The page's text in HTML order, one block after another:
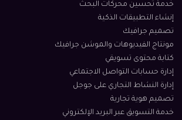
خدمة تحسين محركات البحث
إنشاء التطبيقات الذكية
تصميم جرافيك
مونتاج الفيديوهات والموشن جرافيك
كتابة محتوى تسويقي
إدارة حسابات التواصل الاجتماعي
إدارة النشاط التجاري على جوجل
تصميم هوية تجارية
خدمة التسويق عبر البريد الإلكتروني